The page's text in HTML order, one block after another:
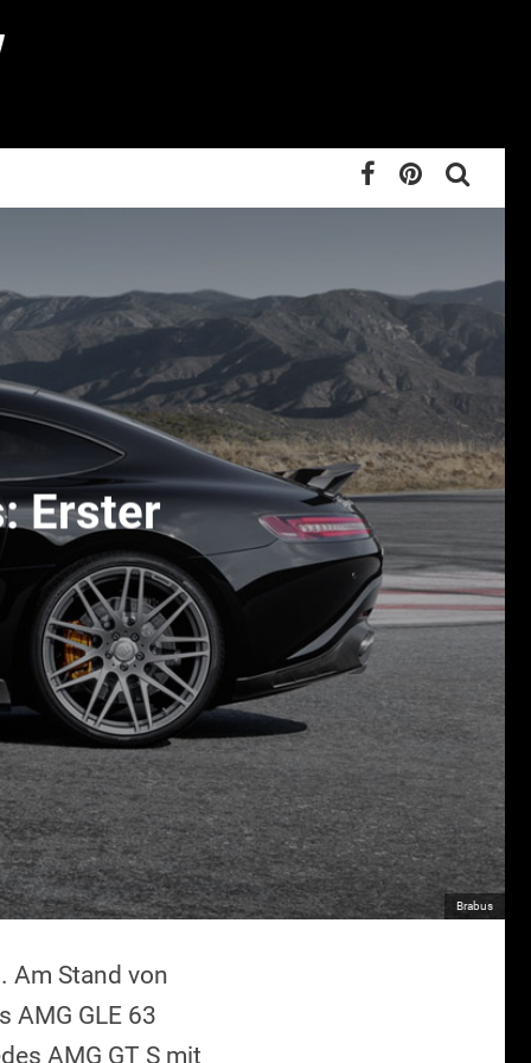
Brabus
Erster
Am Stand von
AMG GLE 63
AMG GT S mit